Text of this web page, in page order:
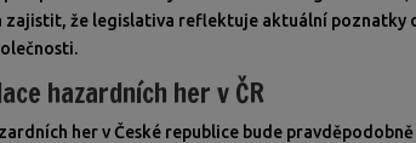
zajistit, že legislativa reflektuje aktuální poznatky
hazardních her v ČR
her v České republice bude